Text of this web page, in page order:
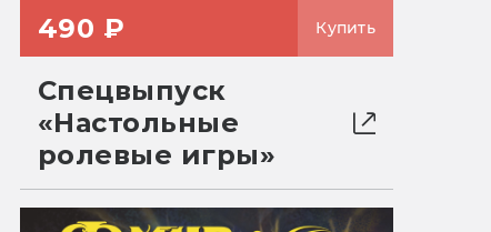
490 ₽ Купить
Спецвыпуск
«Настольные
ролевые игры»